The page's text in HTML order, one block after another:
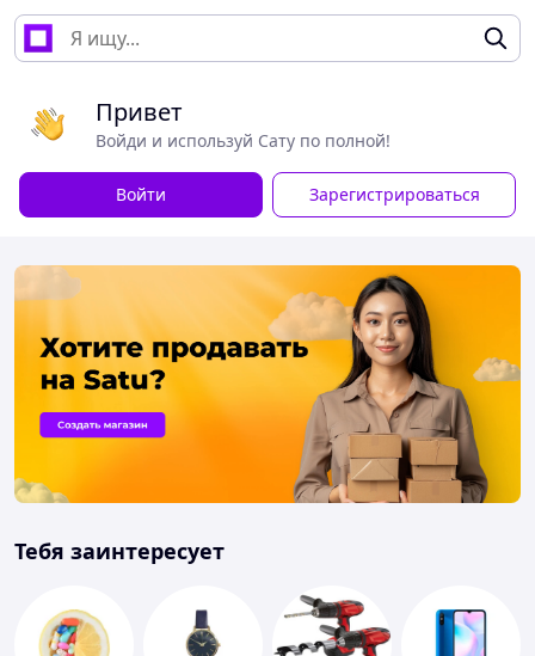
Привет
Войди и используй Сату по полной!
Войти Зарегистрироваться
Тебя заинтересует